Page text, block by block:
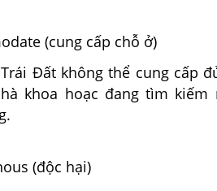
(cung cấp chỗ ở)
Đất không thể cung cấp
khoa hoạc đang tìm
(độc hại)